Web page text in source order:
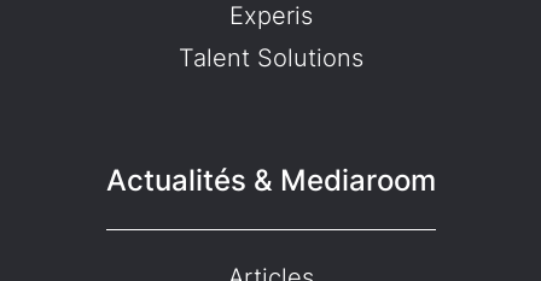
Experis
Talent Solutions
Actualités & Mediaroom